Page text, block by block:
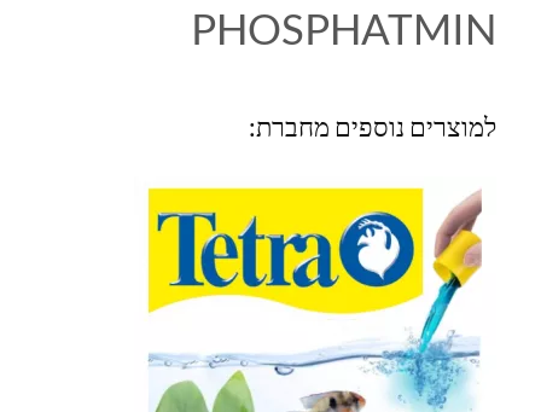
PHOSPHATMIN
למוצרים נוספים מחברת: